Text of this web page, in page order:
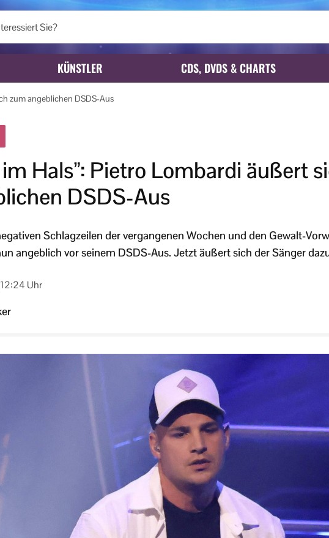
KÜNSTLER CDS, DVDS & CHARTS
zum angeblichen DSDS-Aus
Hals”: Pietro Lombardi äußert
DSDS-Aus
Schlagzeilen der vergangenen Wochen und den Gewalt-
angeblich vor seinem DSDS-Aus. Jetzt äußert sich der Sänger
Uhr